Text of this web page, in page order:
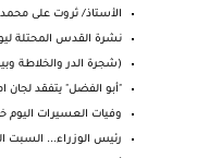
الأستاذ/ ثروت على محمد
نشرة القدس المحتلة ليوم الأحد (17-7-
(شجرة الدر والخلاطة
"أبو الفضل" يتفقد لجان
وفيات العسيرات اليوم
رئيس الوزراء... السبت